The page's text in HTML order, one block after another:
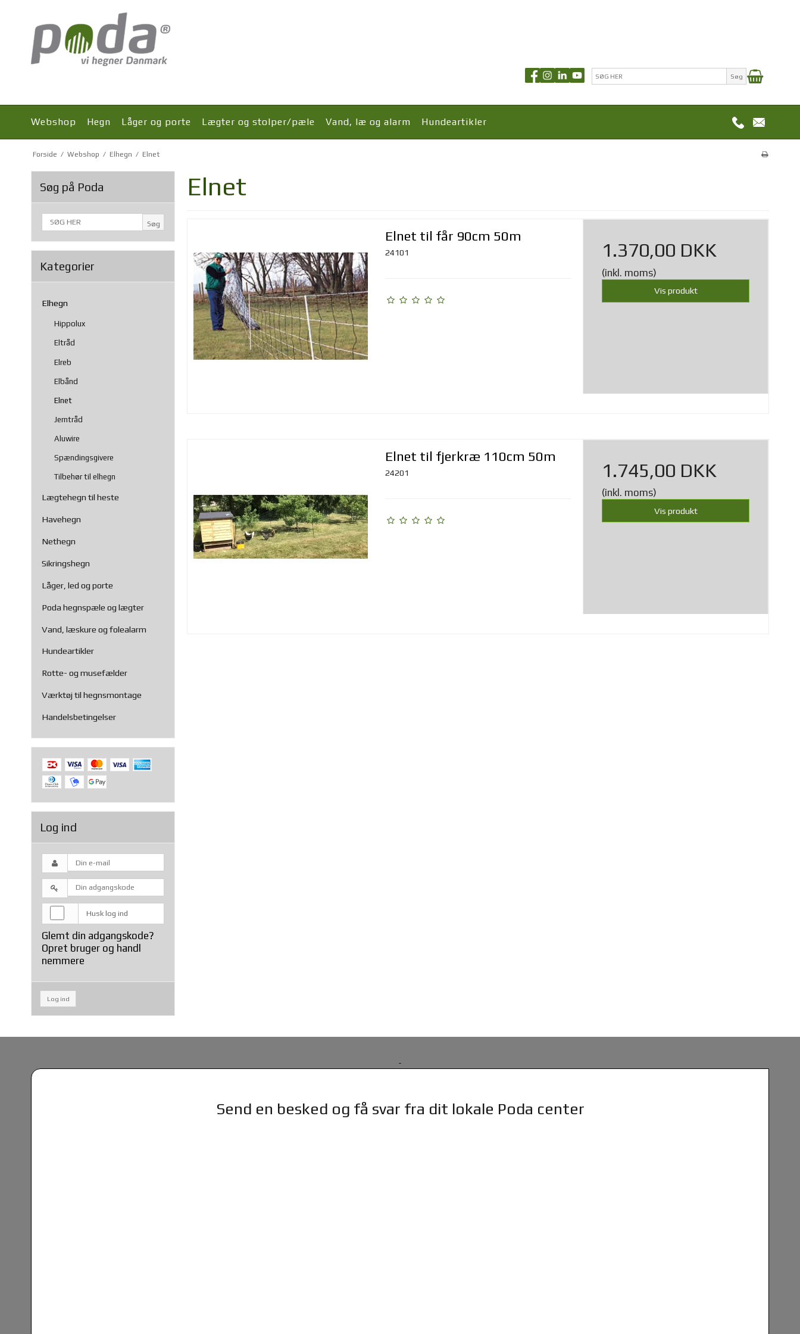
Søg
Webshop Hegn Låger og porte Lægter og stolper/pæle Vand, læ og alarm Hundeartikler
Forside / Webshop / Elhegn / Elnet
Søg på Poda
Søg
Kategorier
Elhegn
Hippolux
Eltråd
Elreb
Elbånd
Elnet
Jerntråd
Aluwire
Spændingsgivere
Tilbehør til elhegn
Lægtehegn til heste
Havehegn
Nethegn
Sikringshegn
Låger, led og porte
Poda hegnspæle og lægter
Vand, læskure og folealarm
Hundeartikler
Rotte- og musefælder
Værktøj til hegnsmontage
Handelsbetingelser
Log ind
Husk log ind
Glemt din adgangskode?
Opret bruger og handl
nemmere
Log ind
Elnet
Elnet til får 90cm 50m
24101 1.370,00 DKK
(inkl. moms)
Vis produkt
Elnet til fjerkræ 110cm 50m
24201 1.745,00 DKK
(inkl. moms)
Vis produkt
Send en besked og få svar fra dit lokale Poda center